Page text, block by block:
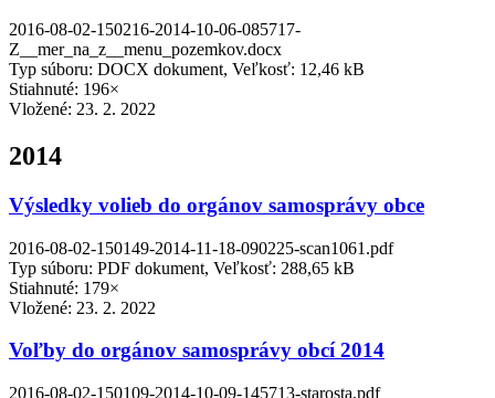
2016-08-02-150216-2014-10-06-085717-
Z__mer_na_z__menu_pozemkov.docx
Typ súboru: DOCX dokument, Veľkosť: 12,46 kB
Stiahnuté: 196×
Vložené: 23. 2. 2022
2014
Výsledky volieb do orgánov samosprávy obce
2016-08-02-150149-2014-11-18-090225-scan1061.pdf
Typ súboru: PDF dokument, Veľkosť: 288,65 kB
Stiahnuté: 179×
Vložené: 23. 2. 2022
Voľby do orgánov samosprávy obcí 2014
2016-08-02-150109-2014-10-09-145713-starosta.pdf